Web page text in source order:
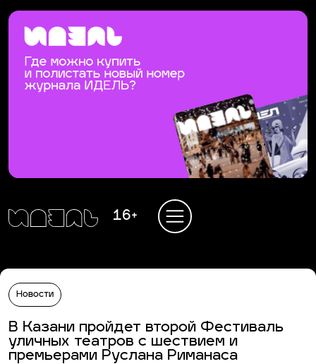
16+
Новости
В Казани пройдет второй Фестиваль
уличных театров с шествием и
премьерами Руслана Риманаса